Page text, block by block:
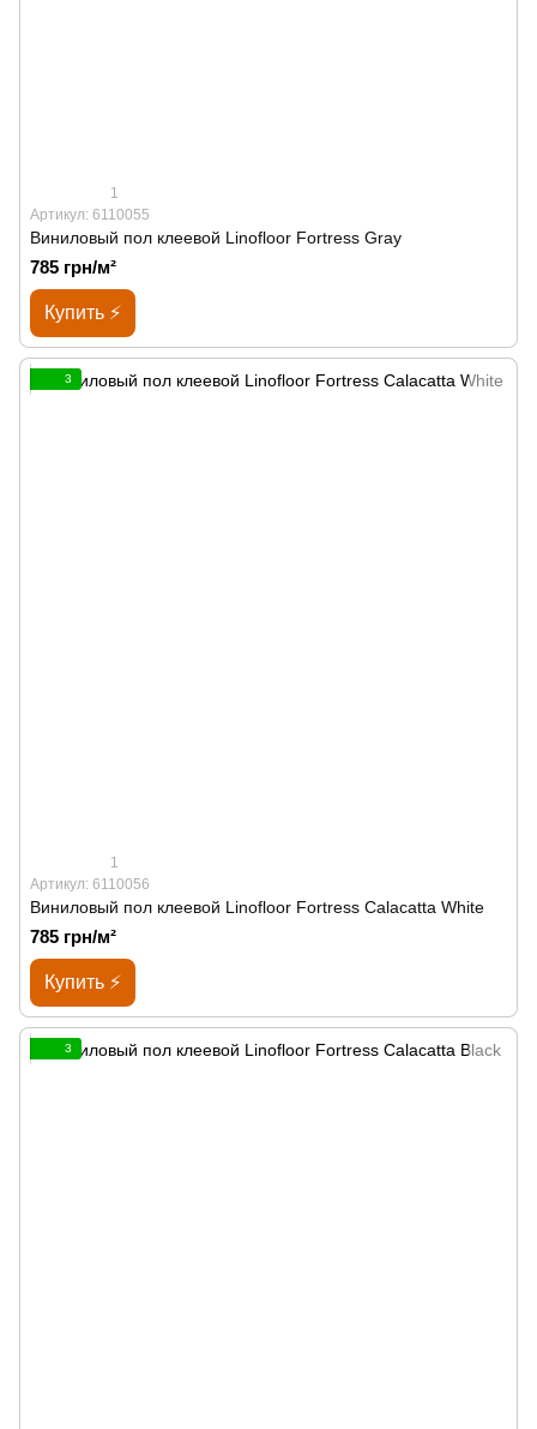
1
Артикул: 6110055
Виниловый пол клеевой Linofloor Fortress Gray
785 грн/м²
Купить ⚡
3
1
Артикул: 6110056
Виниловый пол клеевой Linofloor Fortress Calacatta White
785 грн/м²
Купить ⚡
3